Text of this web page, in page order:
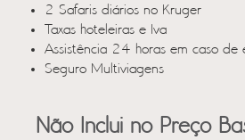
2 Safaris diários no Kruger
Taxas hoteleiras e Iva
Assistência 24 horas em caso de
Seguro Multiviagens
Não Inclui no Preço